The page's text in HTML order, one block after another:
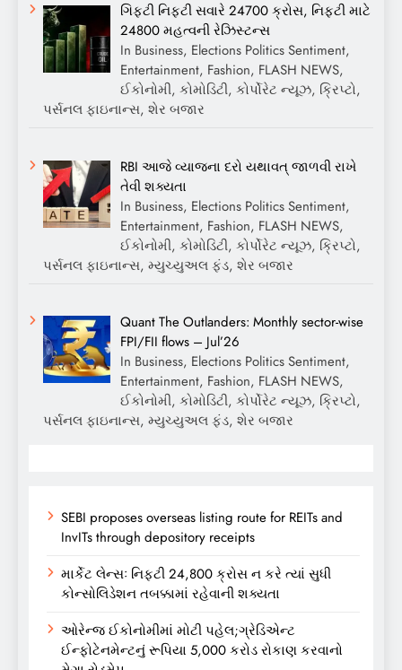
ગિફ્ટી નિફ્ટી સવારે 24700 ક્રોસ, નિફ્ટી માટે
24800 મહત્વની રેઝિસ્ટન્સ
In Business, Elections Politics Sentiment,
Entertainment, Fashion, FLASH NEWS,
ઈકોનોમી, કોમોડિટી, કોર્પોરેટ ન્યૂઝ, ક્રિપ્ટો,
પર્સનલ ફાઇનાન્સ, શેર બજાર
RBI આજે વ્યાજના દરો યથાવત્ જાળવી રાખે
તેવી શક્યતા
In Business, Elections Politics Sentiment,
Entertainment, Fashion, FLASH NEWS,
ઈકોનોમી, કોમોડિટી, કોર્પોરેટ ન્યૂઝ, ક્રિપ્ટો,
પર્સનલ ફાઇનાન્સ, મ્યુચ્યુઅલ ફંડ, શેર બજાર
Quant The Outlanders: Monthly sector-wise
FPI/FII flows – Jul’26
In Business, Elections Politics Sentiment,
Entertainment, Fashion, FLASH NEWS,
ઈકોનોમી, કોમોડિટી, કોર્પોરેટ ન્યૂઝ, ક્રિપ્ટો,
પર્સનલ ફાઇનાન્સ, મ્યુચ્યુઅલ ફંડ, શેર બજાર
SEBI proposes overseas listing route for REITs and
InvITs through depository receipts
માર્કેટ લેન્સઃ નિફ્ટી 24,800 ક્રોસ ન કરે ત્યાં સુધી
કોન્સોલિડેશન તબક્કામાં રહેવાની શક્યતા
ઓરેન્જ ઈકોનોમીમાં મોટી પહેલ;ગ્રેડિએન્ટ
ઈન્ફોટેનમેન્ટનું રૂપિયા 5,000 કરોડ રોકાણ કરવાનો